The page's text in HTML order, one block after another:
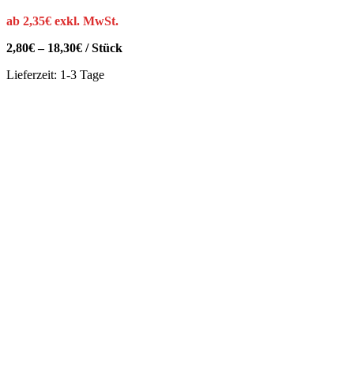
ab 2,35€ exkl. MwSt.
2,80€– 18,30€ /Stück
Lieferzeit: 1-3 Tage